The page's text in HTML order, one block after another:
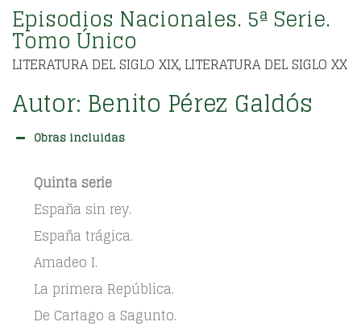
Episodios Nacionales. 5ª Serie.
Tomo Único
LITERATURA DEL SIGLO XIX, LITERATURA DEL SIGLO XX
Autor: Benito Pérez Galdós
Obras incluidas
Quinta serie
España sin rey.
España trágica.
Amadeo I.
La primera República.
De Cartago a Sagunto.